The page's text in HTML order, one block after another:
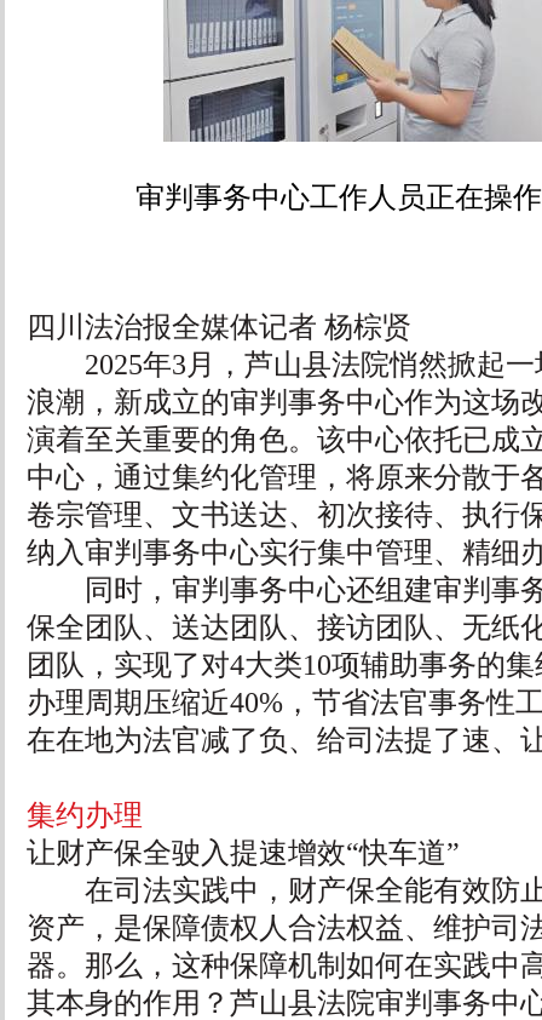
审判事务中心工作人员正在操
四川法治报全媒体记者 杨棕贤
2025年3月，芦山县法院悄然掀起一
浪潮，新成立的审判事务中心作为这场
演着至关重要的角色。该中心依托已成
中心，通过集约化管理，将原来分散于
卷宗管理、文书送达、初次接待、执行
纳入审判事务中心实行集中管理、精细
同时，审判事务中心还组建审判事
保全团队、送达团队、接访团队、无纸
团队，实现了对4大类10项辅助事务的
办理周期压缩近40%，节省法官事务性
在在地为法官减了负、给司法提了速、
集约办理
让财产保全驶入提速增效“快车道”
在司法实践中，财产保全能有效防
资产，是保障债权人合法权益、维护司
器。那么，这种保障机制如何在实践中
其本身的作用？芦山县法院审判事务中